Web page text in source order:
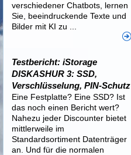
verschiedener Chatbots, lernen
Sie, beeindruckende Texte und
Bilder mit KI zu ...
Testbericht: iStorage
DISKASHUR 3: SSD,
Verschlüsselung, PIN-Schutz
Eine Festplatte? Eine SSD? Ist
das noch einen Bericht wert?
Nahezu jeder Discounter bietet
mittlerweile im
Standardsortiment Datenträger
an. Und für die normalen